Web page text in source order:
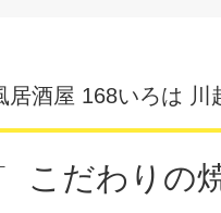
居酒屋 168いろは 川
こだわりの